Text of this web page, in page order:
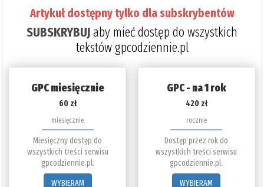
Artykuł dostępny tylko dla subskrybentów
SUBSKRYBUJaby mieć dostęp do wszystkich
tekstów gpcodziennie.pl
GPC miesięcznie
60 zł
miesięcznie
Miesięczny dostęp do
wszystkich treści serwisu
gpcodziennie.pl.
WYBIERAM
GPC - na 1 rok
420 zł
rocznie
Dostęp przez rok do
wszystkich treści serwisu
gpcodziennie.pl.
WYBIERAM